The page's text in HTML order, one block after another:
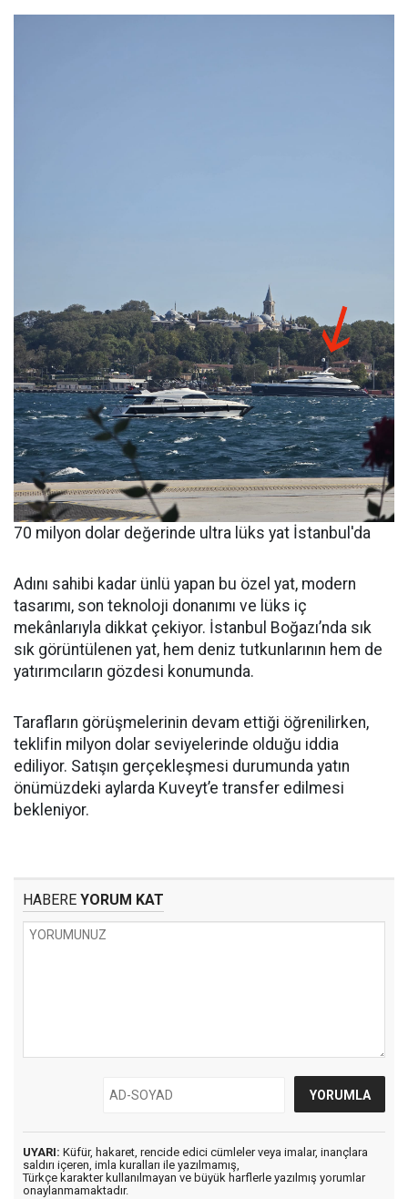
70 milyon dolar değerinde ultra lüks yat İstanbul'da
Adını sahibi kadar ünlü yapan bu özel yat, modern
tasarımı, son teknoloji donanımı ve lüks iç
mekânlarıyla dikkat çekiyor. İstanbul Boğazı’nda sık
sık görüntülenen yat, hem deniz tutkunlarının hem de
yatırımcıların gözdesi konumunda.
Tarafların görüşmelerinin devam ettiği öğrenilirken,
teklifin milyon dolar seviyelerinde olduğu iddia
ediliyor. Satışın gerçekleşmesi durumunda yatın
önümüzdeki aylarda Kuveyt’e transfer edilmesi
bekleniyor.
HABERE YORUM KAT
UYARI: Küfür, hakaret, rencide edici cümleler veya imalar, inançlara
saldırı içeren, imla kuralları ile yazılmamış,
Türkçe karakter kullanılmayan ve büyük harflerle yazılmış yorumlar
onaylanmamaktadır.